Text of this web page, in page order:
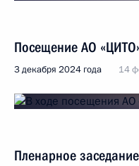
Посещение АО
3 декабря 2024 года 14
Пленарное